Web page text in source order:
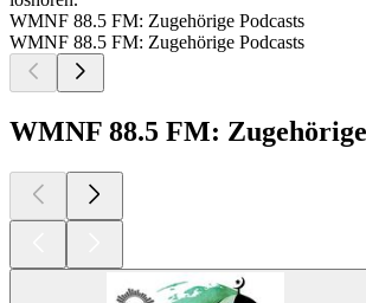
WMNF 88.5 FM: Zugehörige Podcasts
WMNF 88.5 FM: Zugehörige Podcasts
WMNF 88.5 FM: